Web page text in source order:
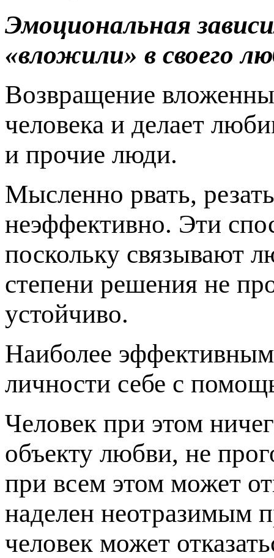
Эмоциональная
«вложили» в своего
Возвращение
человека и делает
и прочие люди.
Мысленно рвать,
неэффективно. Эти
поскольку связывают
степени решения не
устойчиво.
Наиболее эффективным
личности себе с
Человек при этом
объекту любви, не
при всем этом может
наделен неотразимым
человек может